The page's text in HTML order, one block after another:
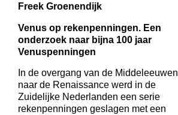
Freek Groenendijk
Venus op rekenpenningen. Een
onderzoek naar bijna 100 jaar
Venuspenningen
In de overgang van de Middeleeuwen
naar de Renaissance werd in de
Zuidelijke Nederlanden een serie
rekenpenningen geslagen met een